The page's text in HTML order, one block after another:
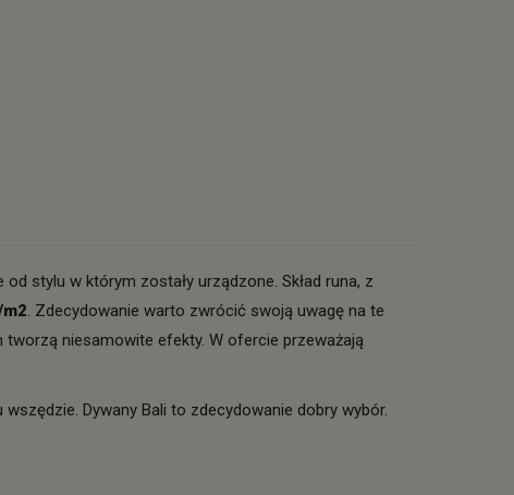
stylu w którym zostały urządzone. Skład runa, z
. Zdecydowanie warto zwrócić swoją uwagę na te
tworzą niesamowite efekty. W ofercie przeważają
Dywany Bali to zdecydowanie dobry wybór.